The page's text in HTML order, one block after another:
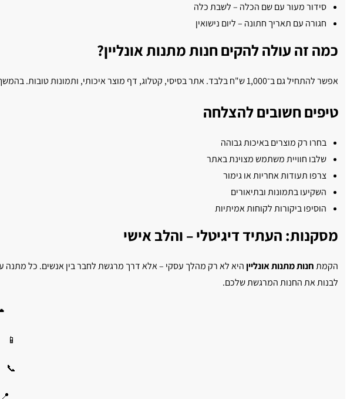
סידור מעור עם שם הכלה – לשבת כלה
חגורה עם תאריך חתונה – ליום נישואין
כמה זה עולה להקים חנות מתנות אונליין?
אפשר להתחיל גם ב־1,000 ש"ח בלבד. אתר בסיסי, קטלוג, דף מוצר איכותי, ותמונות טובות. בהמשך ניתן להשקיע בפרסום ממומן, SEO ומיתוג מתקדם. כל עוד יש מוצר טוב – הדרך להצלחה פתוחה.
טיפים חשובים להצלחה
בחרו רק מוצרים באיכות גבוהה
שלבו חוויית משתמש מצוינת באתר
צרפו תעודות אחריות או גימור
השקיעו בתמונות ובתיאורים
הוסיפו ביקורות לקוחות אמיתיות
מסקנות: העתיד דיגיטלי – והלב אישי
הקמתחנות מתנות אונלייןהיא לא רק מהלך עסקי – אלא דרך מרגשת לחבר בין אנשים. כל מתנה
לבנות את החנות המרגשת שלכם.
📱
📞
📍